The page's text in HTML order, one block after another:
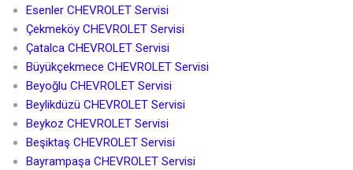
Esenler CHEVROLET Servisi
Çekmeköy CHEVROLET Servisi
Çatalca CHEVROLET Servisi
Büyükçekmece CHEVROLET Servisi
Beyoğlu CHEVROLET Servisi
Beylikdüzü CHEVROLET Servisi
Beykoz CHEVROLET Servisi
Beşiktaş CHEVROLET Servisi
Bayrampaşa CHEVROLET Servisi